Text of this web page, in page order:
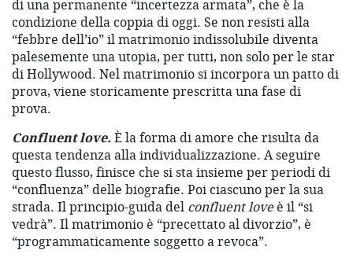
di una permanente “incertezza armata”, che è la
condizione della coppia di oggi. Se non resisti alla
“febbre dell’io” il matrimonio indissolubile diventa
palesemente una utopia, per tutti, non solo per le star
di Hollywood. Nel matrimonio si incorpora un patto di
prova, viene storicamente prescritta una fase di
prova.
Confluent love. È la forma di amore che risulta da
questa tendenza alla individualizzazione. A seguire
questo flusso, finisce che si sta insieme per periodi di
“confluenza” delle biografie. Poi ciascuno per la sua
strada. Il principio-guida del confluent loveè il “si
vedrà”. Il matrimonio è “precettato al divorzio”, è
“programmaticamente soggetto a revoca”.